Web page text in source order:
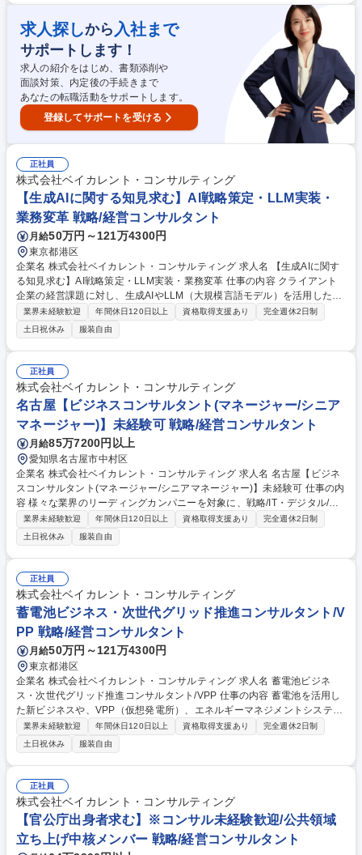
支援 ■IT/デジタル領域(システム刷新/クラウド基盤構築/AI・データ利活用
推進 等) ■業務改革領域 ■商品・事業開発支援 等 【ソリューション(例)】A
I/DX/経営戦略＆ファイナンス/CX/データアナリティクス/テクノロジーイ
ノベーション/マーケティング＆セールス/SCM/ECM/人材・組織/コスト改
革/インフラストラクチャ/セキュリティ 募集職種 ※大阪【コンサルタン
ト】交通/物流/デベロッパー/公共/商社/航空/宇宙など
求人探しから 入社まで
サポートします！
求人の紹介をはじめ、書類添削や
面談対策、内定後の手続きまで
あなたの転職活動をサポートします。
登録してサポートを受ける
正社員
株式会社ベイカレント・コンサルティング
【生成AIに関する知見求む】AI戦略策定・LLM実装・
業務変革 戦略/経営コンサルタント
月給50万円～121万4300円
東京都港区
企業名 株式会社ベイカレント・コンサルティング 求人名 【生成AIに関す
る知見求む】AI戦略策定・LLM実装・業務変革 仕事の内容 クライアント
企業の経営課題に対し、生成AIやLLM（大規模言語モデル）を活用した変
革を支援します。 ビジネスプロセスへのAI組み込み、新規事業の創出、全
社的なAIガバナンス構築などをリードします。 ■生成AIを活用した中長期
の経営・デジタル戦略の策定および提案 ■LLMやRAG(検索拡張生成)を用
いた、高付加価値な業務自動化のPoC推進 ■生成AIプロダクトの導入にお
ける要件定義、システムアーキテクチャ設計 ■社内データを活用したAIモ
デルのファインチューニングやカスタマイズ支援 ■生成AIの安全な利用に
向けた、社内ガイドライン・ガバナンス体制の構築 募集職種 【生成AIに
関する知見求む】AI戦略策定・LLM実装・業務変革
業界未経験歓迎 年間休日120日以上 資格取得支援あり
完全週休2日制
土日祝休み
服装自由
正社員
株式会社ベイカレント・コンサルティング
名古屋【ビジネスコンサルタント(マネージャー/シニア
マネージャー)】未経験可 戦略/経営コンサルタント
月給85万7200円以上
愛知県名古屋市中村区
企業名 株式会社ベイカレント・コンサルティング 求人名 名古屋【ビジネ
スコンサルタント(マネージャー/シニアマネージャー)】未経験可 仕事の内
容 様々な業界のリーディングカンパニーを対象に、戦略/IT・デジタル/業
務改革等、様々な領域の全社/事業戦略及び、戦略実現に向けた施策検討/
実行支援を推進して頂きます（未経験でコンサル上位職のオファー可！）
【対象業界(例)】ハイテク/メディア・エンタメ/通信/モビリティ/ヘルスケ
ア/消費財/小売/流通/産業機械/銀行/決済/保険/エネルギー/素材/化学/プラン
ト/交通/物流/デベロッパー/公共/商社/航空/宇宙/防衛 【ソリューション
(例)】AI/DX/経営戦略＆ファイナンス/CX/データアナリティクス/テクノロ
ジーイノベーション/マーケティング＆セールス/SCM/ECM/人材・組織/コ
スト改革/業務改革/セキュリティ/システム 募集職種 名古屋【ビジネスコン
サルタント(マネージャー/シニアマネージャー)】未経験可
業界未経験歓迎 年間休日120日以上 資格取得支援あり
完全週休2日制
土日祝休み
服装自由
正社員
株式会社ベイカレント・コンサルティング
蓄電池ビジネス・次世代グリッド推進コンサルタント/V
PP 戦略/経営コンサルタント
月給50万円～121万4300円
東京都港区
企業名 株式会社ベイカレント・コンサルティング 求人名 蓄電池ビジネ
ス・次世代グリッド推進コンサルタント/VPP 仕事の内容 蓄電池を活用し
た新ビジネスや、VPP（仮想発電所）、エネルギーマネジメントシステム
の構築を支援します。 電力自由化・デジタル化の最先端で、企業の技術・
事業開発プロジェクトを牽引します。 ■定置用・車載用蓄電池を活用した
新ビジネスモデルの企画・立案 ■VPP（仮想発電所）やDR（デマンドレ
スポンス）の事業性評価 ■エネルギーマネジメントシステム（EMS）の開
発・導入支援 ■蓄電池サプライチェーン（資源調達、リサイクル等）の戦
略策定 ■電力市場（容量市場、需給調整市場等）をにらんだ取引戦略の構
築 ■自治体や製造業と連携した、マイクログリッド・自営線事業の推進 募
集職種 蓄電池ビジネス・次世代グリッド推進コンサルタント/VPP
業界未経験歓迎 年間休日120日以上 資格取得支援あり
完全週休2日制
土日祝休み
服装自由
正社員
株式会社ベイカレント・コンサルティング
【官公庁出身者求む】※コンサル未経験歓迎/公共領域
立ち上げ中核メンバー 戦略/経営コンサルタント